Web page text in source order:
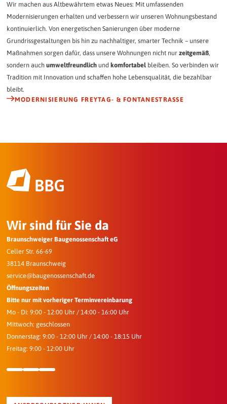
Wir machen aus Altbewährtem etwas Neues: Mit umfassenden
Modernisierungen erhalten und verbessern wir unseren Wohnungsbestand
kontinuierlich. Von energetischen Sanierungen über moderne
Grundrissgestaltungen bis hin zu nachhaltiger, smarter Technik – unsere
Maßnahmen sorgen dafür, dass unsere Wohnungen nicht nur zeitgemäß,
sondern auch umweltfreundlichund komfortabelbleiben. So verbinden wir
Tradition mit Innovation und schaffen hohe Lebensqualität, die bezahlbar
bleibt.
MODERNISIERUNG FREYTAG- & FONTANESTRASSE
Wir sind für Sie da
Braunschweiger Baugenossenschaft eG
Celler Str. 66-69
38114 Braunschweig
service@baugenossenschaft.de
Öffnungszeiten
Bitte nur mit vorheriger Terminvereinbarung
Mo - Di: 9:00 - 12:00 Uhr / 14:00 - 16:00 Uhr
Mittwoch: geschlossen
Donnerstag: 9:00 - 12:00 Uhr / 14:00 - 18:15 Uhr
Freitag: 9:00 - 12:00 Uhr